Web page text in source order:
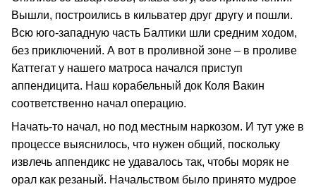
Вышли, построились в кильватер друг другу и пошли.
Всю юго-западную часть Балтики шли средним ходом,
без приключений. А вот в проливной зоне – в проливе
Каттегат у нашего матроса начался приступ
аппендицита. Наш корабельный док Коля Вакин
соответственно начал операцию.
Начать-то начал, но под местным наркозом. И тут уже в
процессе выяснилось, что нужен общий, поскольку
извлечь аппендикс не удавалось так, чтобы моряк не
орал как резаный. Начальством было принято мудрое